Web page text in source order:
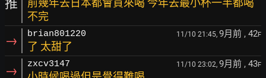
推
前幾年去日本都會買來喝 今年去最小杯一半都喝
不完
→ brian801220 11/10 21:45, 9月前 , 42F
了 太甜了
→ zxcv3147 11/10 23:02, 9月前 , 43F